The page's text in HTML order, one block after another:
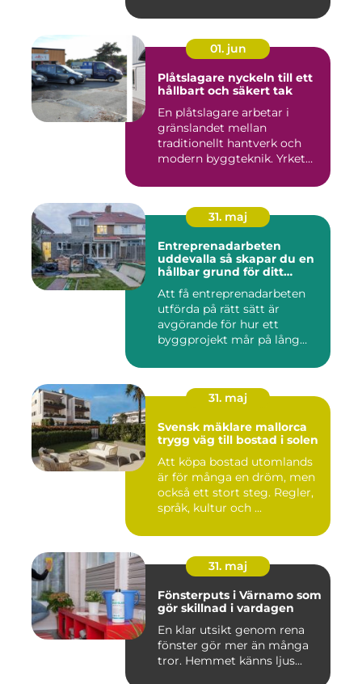
01. jun
Plåtslagare nyckeln till ett
hållbart och säkert tak
En plåtslagare arbetar i
gränslandet mellan
traditionellt hantverk och
modern byggteknik. Yrket
31. maj
Entreprenadarbeten
uddevalla så skapar du en
hållbar grund för ditt
Att få entreprenadarbeten
utförda på rätt sätt är
avgörande för hur ett
byggprojekt mår på lång
31. maj
Svensk mäklare mallorca
trygg väg till bostad i solen
Att köpa bostad utomlands
är för många en dröm, men
också ett stort steg. Regler,
språk, kultur och ...
31. maj
Fönsterputs i Värnamo som
gör skillnad i vardagen
En klar utsikt genom rena
fönster gör mer än många
tror. Hemmet känns ljus...